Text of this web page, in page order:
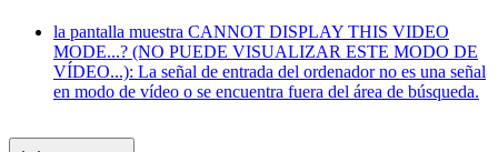
la pantalla muestra CANNOT DISPLAY THIS VIDEO
MODE...? (NO PUEDE VISUALIZAR ESTE MODO DE
VÍDEO...): La señal de entrada del ordenador no es una señal
en modo de vídeo o se encuentra fuera del área de búsqueda.